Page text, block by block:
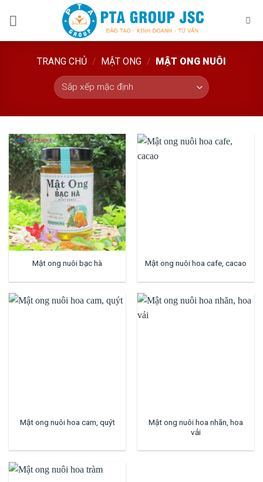
TRANG CHỦ / MẬT ONG / MẬT ONG NUÔI
Mật ong nuôi bạc hà Mật ong nuôi hoa cafe, cacao
Mật ong nuôi hoa cam, quýt
Mật ong nuôi hoa nhãn, hoa
vải